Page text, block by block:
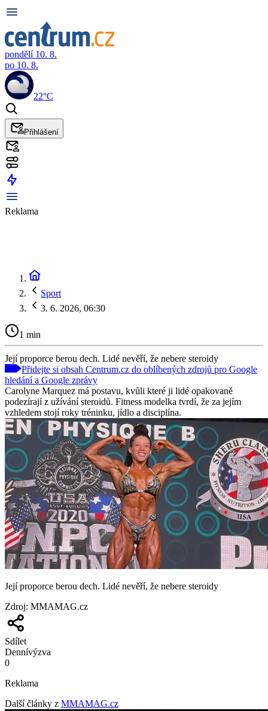
pondělí 10. 8.
po 10. 8.
22°C
Přihlášení
Reklama
Sport
3. 6. 2026, 06:30
1 min
Její proporce berou dech. Lidé nevěří, že nebere steroidy
Přidejte si obsah Centrum.cz do oblíbených zdrojů pro Google
hledání a Google zprávy
Carolyne Marquez má postavu, kvůli které ji lidé opakovaně
podezírají z užívání steroidů. Fitness modelka tvrdí, že za jejím
vzhledem stojí roky tréninku, jídlo a disciplína.
Její proporce berou dech. Lidé nevěří, že nebere steroidy
Zdroj: MMAMAG.cz
Sdílet
Dennívýzva
0
Reklama
Další články z MMAMAG.cz